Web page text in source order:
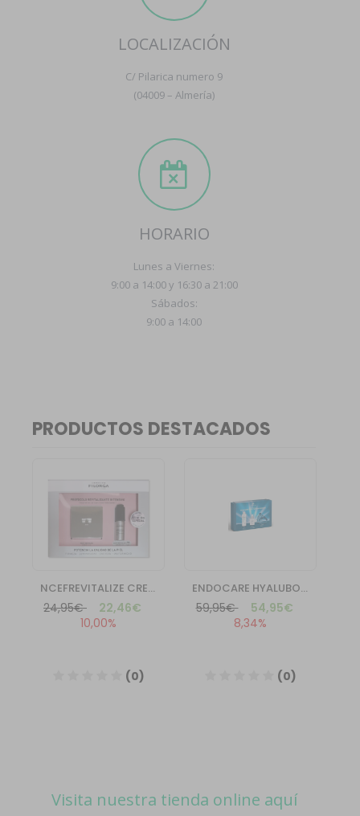
LOCALIZACIÓN
C/ Pilarica numero 9
(04009 – Almería)
HORARIO
Lunes a Viernes:
9:00 a 14:00 y 16:30 a 21:00
Sábados:
9:00 a 14:00
Visita nuestra tienda online aquí